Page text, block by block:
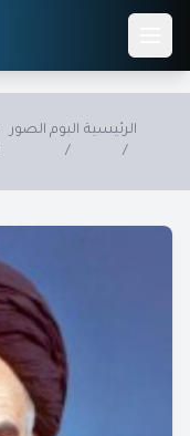
Skip to main content
الرئيسية
/
البوم الصور
/